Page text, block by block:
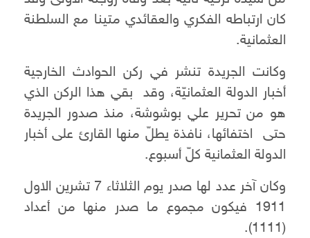
كان ارتباطه الفكري والعقائدي متينا مع السلطنة
العثمانية.
وكانت الجريدة تنشر في ركن الحوادث الخارجية
أخبار الدولة العثمانيّة، وقد بقي هذا الركن الذي
هو من تحرير علي بوشوشة، منذ صدور الجريدة
حتى اختفائها، نافذة يطلّ منها القارئ على أخبار
الدولة العثمانية كلّ أسبوع.
وكان آخر عدد لها صدر يوم الثلاثاء 7 تشرين الاول
1911 فيكون مجموع ما صدر منها من أعداد